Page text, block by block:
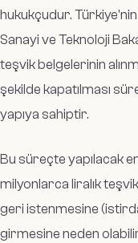
hukukçudur.
Sanayi ve Teknoloji
teşvik belgelerinin
şekilde kapatılması
yapıya sahiptir.
Bu süreçte yapılacak
milyonlarca liralık
geri istenmesine
girmesine neden